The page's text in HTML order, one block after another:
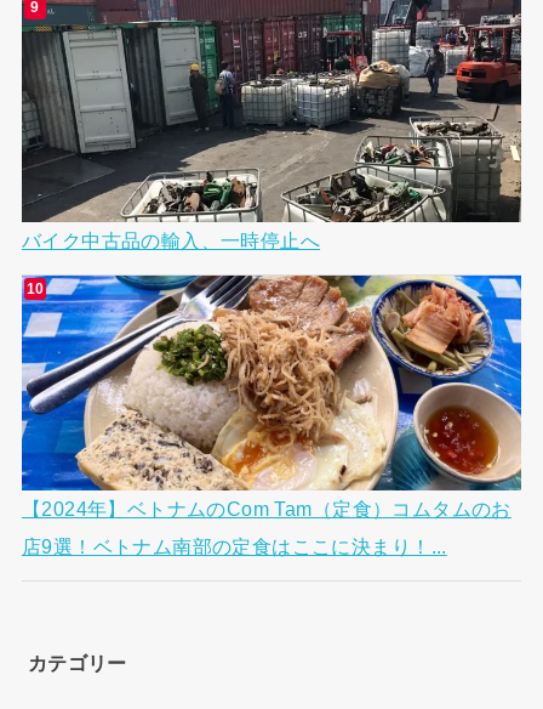
バイク中古品の輸入、一時停止へ
【2024年】ベトナムのCom Tam（定食）コムタムのお
店9選！ベトナム南部の定食はここに決まり！...
カテゴリー